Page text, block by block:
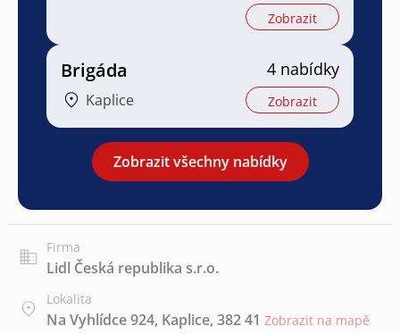
Zobrazit
Brigáda
Kaplice
4 nabídky
Zobrazit
Zobrazit všechny nabídky
Firma
Lidl Česká republika s.r.o.
Lokalita
Na Vyhlídce 924, Kaplice, 382 41 Zobrazit na mapě